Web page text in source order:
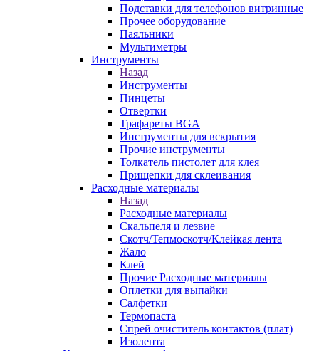
Подставки для телефонов витринные
Прочее оборудование
Паяльники
Мультиметры
Инструменты
Назад
Инструменты
Пинцеты
Отвертки
Трафареты BGA
Инструменты для вскрытия
Прочие инструменты
Толкатель пистолет для клея
Прищепки для склеивания
Расходные материалы
Назад
Расходные материалы
Скальпеля и лезвие
Скотч/Тепмоскотч/Клейкая лента
Жало
Клей
Прочие Расходные материалы
Оплетки для выпайки
Салфетки
Термопаста
Спрей очиститель контактов (плат)
Изолента